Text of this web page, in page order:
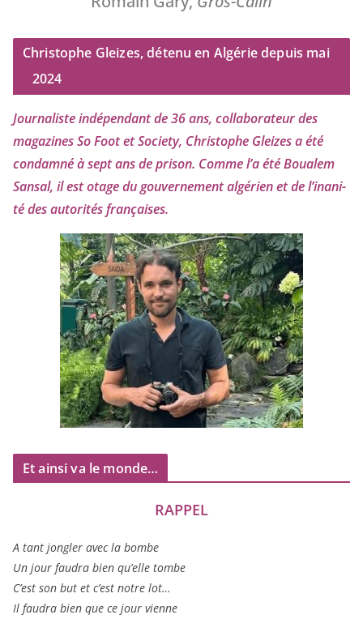
Christophe Gleizes, détenu en Algérie depuis mai
2024
Journaliste indé­pen­dant de36ans, col­la­bo­ra­teur des
maga­zines So Foot et Society, Christophe Gleizesa été
condam­né à sept ans de pri­son. Comme l’a été Boualem
Sansal, il est otage du gou­ver­ne­ment algé­rien et de l’i­na­ni­
té des auto­ri­tés françaises.
Et ainsi va le monde…
RAPPEL
A tant jon­gler avec la bombe
Un jour fau­dra bien qu’elle tombe
C’est son but et c’est notre lot…
Il fau­dra bien que ce jour vienne